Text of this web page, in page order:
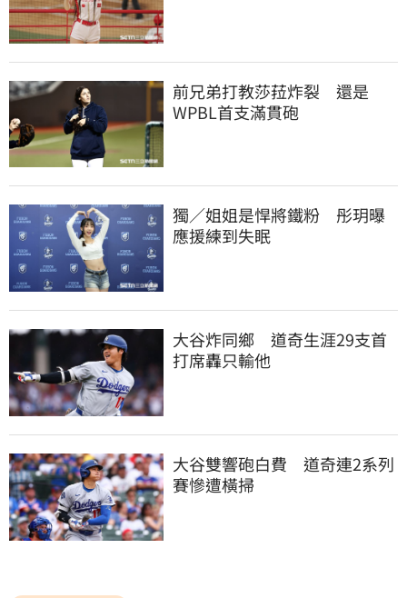
前兄弟打教莎菈炸裂　還是
WPBL首支滿貫砲
獨／姐姐是悍將鐵粉　彤玥曝
應援練到失眠
大谷炸同鄉　道奇生涯29支首
打席轟只輸他
大谷雙響砲白費　道奇連2系列
賽慘遭橫掃